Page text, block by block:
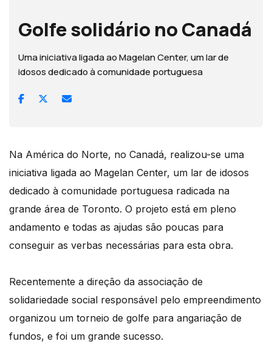
Golfe solidário no Canadá
Uma iniciativa ligada ao Magelan Center, um lar de
idosos dedicado à comunidade portuguesa
Na América do Norte, no Canadá, realizou-se uma
iniciativa ligada ao Magelan Center, um lar de idosos
dedicado à comunidade portuguesa radicada na
grande área de Toronto. O projeto está em pleno
andamento e todas as ajudas são poucas para
conseguir as verbas necessárias para esta obra.
Recentemente a direção da associação de
solidariedade social responsável pelo empreendimento
organizou um torneio de golfe para angariação de
fundos, e foi um grande sucesso.